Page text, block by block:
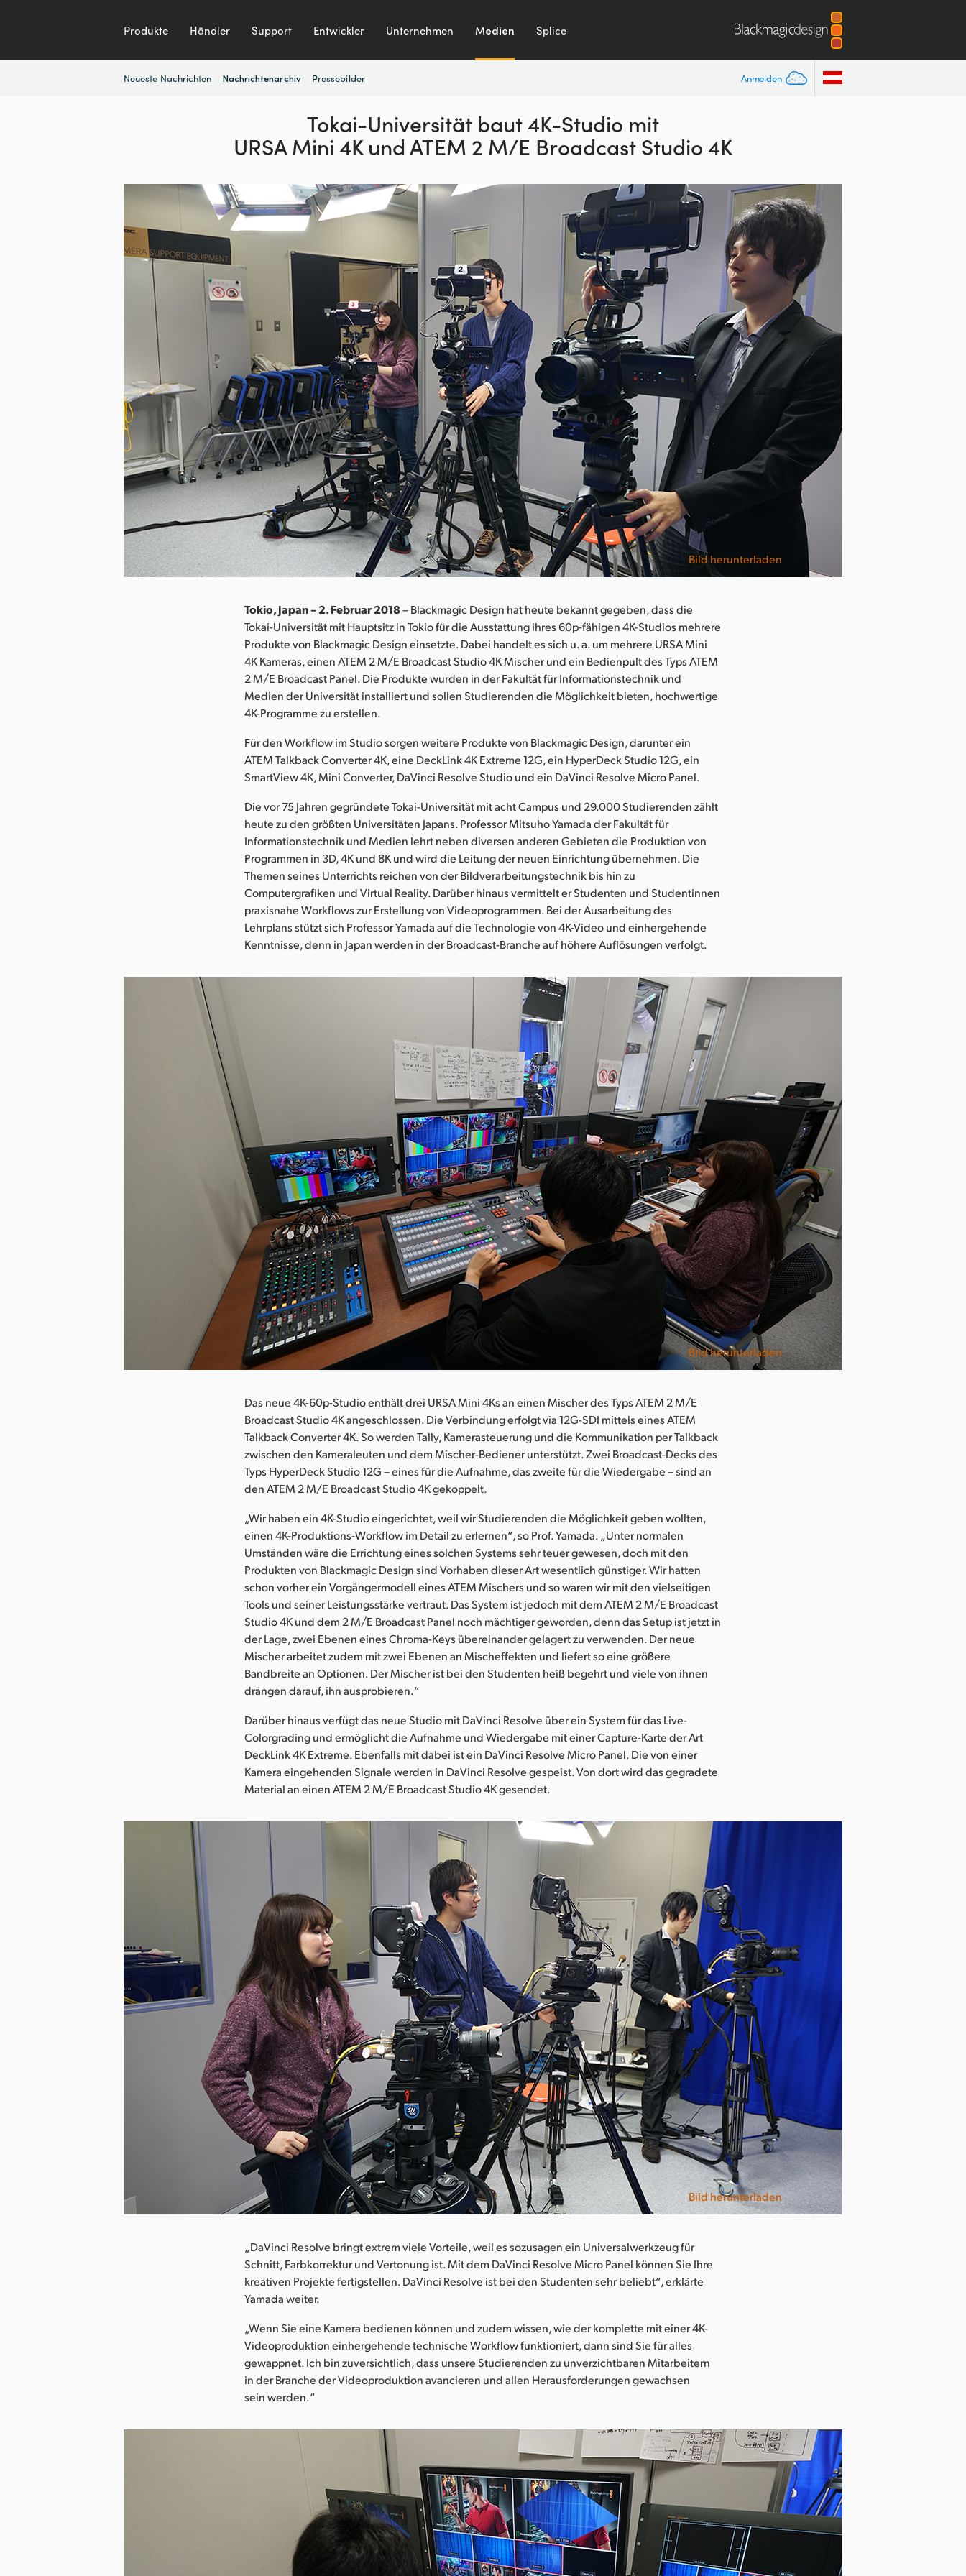
Produkte Händler Support Entwickler Unternehmen Medien Splice
Anmelden
Neueste Nachrichten Nachrichtenarchiv Pressebilder
Tokai-Universität baut4K-Studio mit
URSA Mini 4K undATEM 2 M/E Broadcast Studio 4K
Bild herunterladen
Tokio, Japan – 2. Februar 2018– Blackmagic Design hat heute bekannt gegeben, dass die
Tokai-Universität mit Hauptsitz in Tokio für die Ausstattung ihres 60p-fähigen 4K-Studios mehrere
Produkte von Blackmagic Design einsetzte. Dabei handelt es sich u. a. um mehrere URSA Mini
4K Kameras, einen ATEM 2 M/E Broadcast Studio 4K Mischer und ein Bedienpult des Typs ATEM
2 M/E Broadcast Panel. Die Produkte wurden in der Fakultät für Informationstechnik und
Medien der Universität installiert und sollen Studierenden die Möglichkeit bieten, hochwertige
4K-Programme zu erstellen.
Für den Workflow im Studio sorgen weitere Produkte von Blackmagic Design, darunter ein
ATEM Talkback Converter 4K, eine DeckLink 4K Extreme 12G, ein HyperDeck Studio 12G, ein
SmartView 4K, Mini Converter, DaVinci Resolve Studio und ein DaVinci Resolve Micro Panel.
Die vor 75 Jahren gegründete Tokai-Universität mit acht Campus und 29.000 Studierenden zählt
heute zu den größten Universitäten Japans. Professor Mitsuho Yamada der Fakultät für
Informationstechnik und Medien lehrt neben diversen anderen Gebieten die Produktion von
Programmen in 3D, 4K und 8K und wird die Leitung der neuen Einrichtung übernehmen. Die
Themen seines Unterrichts reichen von der Bildverarbeitungstechnik bis hin zu
Computergrafiken und Virtual Reality. Darüber hinaus vermittelt er Studenten und Studentinnen
praxisnahe Workflows zur Erstellung von Videoprogrammen. Bei der Ausarbeitung des
Lehrplans stützt sich Professor Yamada auf die Technologie von 4K-Video und einhergehende
Kenntnisse, denn in Japan werden in der Broadcast-Branche auf höhere Auflösungen verfolgt.
Bild herunterladen
Das neue 4K-60p-Studio enthält drei URSA Mini 4Ks an einen Mischer des Typs ATEM 2 M/E
Broadcast Studio 4K angeschlossen. Die Verbindung erfolgt via 12G-SDI mittels eines ATEM
Talkback Converter 4K. So werden Tally, Kamerasteuerung und die Kommunikation per Talkback
zwischen den Kameraleuten und dem Mischer-Bediener unterstützt. Zwei Broadcast-Decks des
Typs HyperDeck Studio 12G – eines für die Aufnahme, das zweite für die Wiedergabe – sind an
den ATEM 2 M/E Broadcast Studio 4K gekoppelt.
„Wir haben ein 4K-Studio eingerichtet, weil wir Studierenden die Möglichkeit geben wollten,
einen 4K-Produktions-Workflow im Detail zu erlernen“, so Prof. Yamada. „Unter normalen
Umständen wäre die Errichtung eines solchen Systems sehr teuer gewesen, doch mit den
Produkten von Blackmagic Design sind Vorhaben dieser Art wesentlich günstiger. Wir hatten
schon vorher ein Vorgängermodell eines ATEM Mischers und so waren wir mit den vielseitigen
Tools und seiner Leistungsstärke vertraut. Das System ist jedoch mit dem ATEM 2 M/E Broadcast
Studio 4K und dem 2 M/E Broadcast Panel noch mächtiger geworden, denn das Setup ist jetzt in
der Lage, zwei Ebenen eines Chroma-Keys übereinander gelagert zu verwenden. Der neue
Mischer arbeitet zudem mit zwei Ebenen an Mischeffekten und liefert so eine größere
Bandbreite an Optionen. Der Mischer ist bei den Studenten heiß begehrt und viele von ihnen
drängen darauf, ihn ausprobieren.“
Darüber hinaus verfügt das neue Studio mit DaVinci Resolve über ein System für das Live-
Colorgrading und ermöglicht die Aufnahme und Wiedergabe mit einer Capture-Karte der Art
DeckLink 4K Extreme. Ebenfalls mit dabei ist ein DaVinci Resolve Micro Panel. Die von einer
Kamera eingehenden Signale werden in DaVinci Resolve gespeist. Von dort wird das gegradete
Material an einen ATEM 2 M/E Broadcast Studio 4K gesendet.
Bild herunterladen
„DaVinci Resolve bringt extrem viele Vorteile, weil es sozusagen ein Universalwerkzeug für
Schnitt, Farbkorrektur und Vertonung ist. Mit dem DaVinci Resolve Micro Panel können Sie Ihre
kreativen Projekte fertigstellen. DaVinci Resolve ist bei den Studenten sehr beliebt“, erklärte
Yamada weiter.
„Wenn Sie eine Kamera bedienen können und zudem wissen, wie der komplette mit einer 4K-
Videoproduktion einhergehende technische Workflow funktioniert, dann sind Sie für alles
gewappnet. Ich bin zuversichtlich, dass unsere Studierenden zu unverzichtbaren Mitarbeitern
in der Branche der Videoproduktion avancieren und allen Herausforderungen gewachsen
sein werden.“